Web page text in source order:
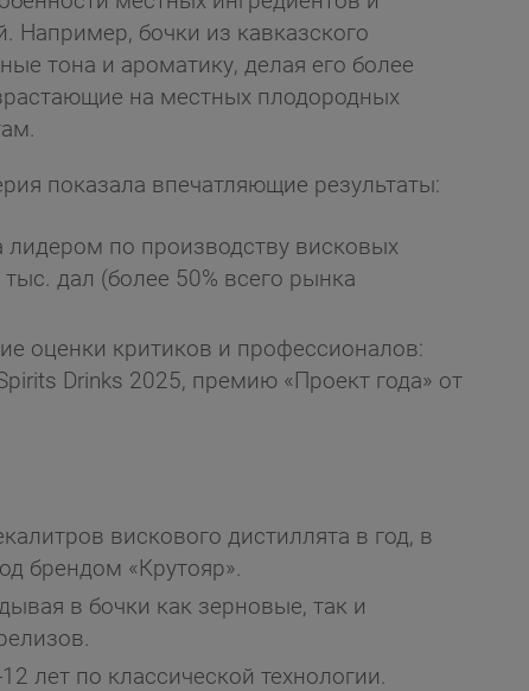
Например, бочки из кавказского
тона и ароматику, делая его более
на местных плодородных
показала впечатляющие результаты:
лидером по производству висковых
дал (более 50% всего рынка
оценки критиков и профессионалов:
Drinks 2025, премию «Проект года» от
вискового дистиллята в год, в
брендом «Крутояр».
в бочки как зерновые, так и
лет по классической технологии.